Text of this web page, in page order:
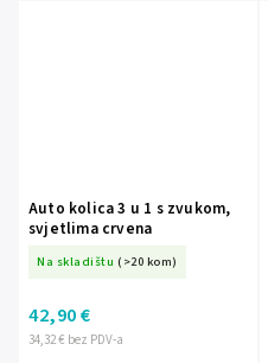
Auto kolica 3 u 1 s zvukom,
svjetlima crvena
Na skladištu (>20 kom)
34,32 € bez PDV-a
42,90 €